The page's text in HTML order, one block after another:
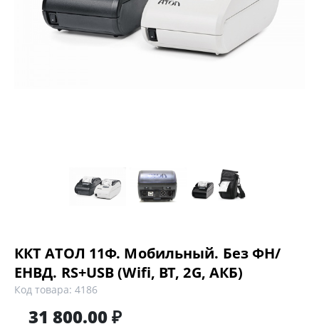
ККТ АТОЛ 11Ф. Мобильный. Без ФН/
ЕНВД. RS+USB (Wifi, BT, 2G, АКБ)
Код товара: 4186
31 800.00 ₽